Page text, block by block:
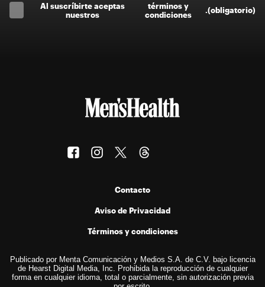
Al suscríbirte aceptas
nuestros
términos y
condiciones
.(obligatorio)
Contacto
Aviso de Privacidad
Términos y condiciones
Publicado por Menta Comunicación y Medios S.A. de C.V. bajo licencia
de Hearst Digital Media, Inc. Prohibida la reproducción de cualquier
forma en cualquier idioma, total o parcialmente, sin autorización previa